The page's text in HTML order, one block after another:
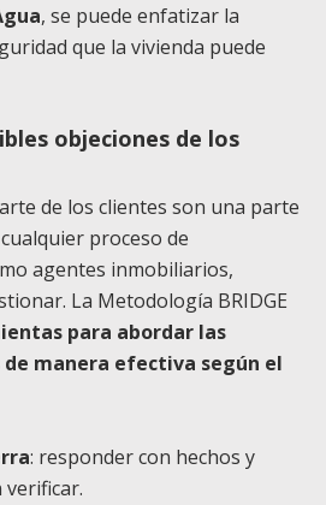
, se puede enfatizar la
que la vivienda puede
objeciones de los
de los clientes son una parte
proceso de
agentes inmobiliarios,
La Metodología BRIDGE
para abordar las
manera efectiva según el
: responder con hechos y
verificar.